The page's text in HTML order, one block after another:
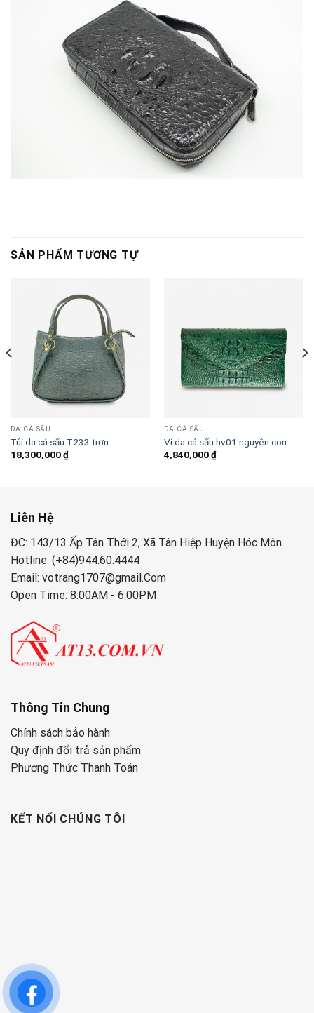
SẢN PHẨM TƯƠNG TỰ
DA CÁ SẤU
Túi da cá sấu T233 trơn
18,300,000₫
DA CÁ SẤU
Ví da cá sấu hv01 nguyên con
4,840,000₫
Liên Hệ
ĐC: 143/13 Ấp Tân Thới 2, Xã Tân Hiệp Huyện Hóc Môn
Hotline: (+84)944.60.4444
Email: votrang1707@gmail.Com
Open Time: 8:00AM - 6:00PM
Thông Tin Chung
Chính sách bảo hành
Quy định đổi trả sản phẩm
Phương Thức Thanh Toán
KẾT NỐI CHÚNG TÔI